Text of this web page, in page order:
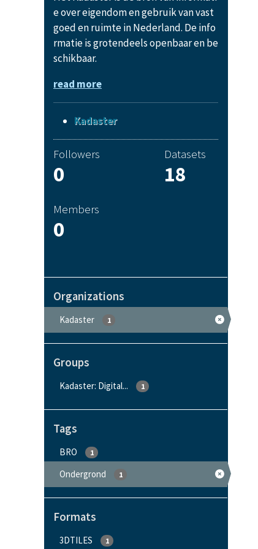
e over eigendom en gebruik van vast
goed en ruimte in Nederland. De info
rmatie is grotendeels openbaar en be
schikbaar.
read more
Kadaster
Followers
0
Datasets
18
Members
0
Organizations
Kadaster 1
Groups
Kadaster: Digital... 1
Tags
BRO 1
Ondergrond 1
Formats
3DTILES 1